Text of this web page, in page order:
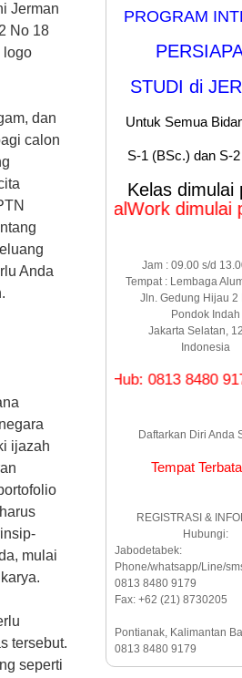
Jerman
No 18
logo
dan
calon
Anda
ijazah
mulai
tersebut.
seperti
PROGRAM
STUDI di
Untuk Semua
S-1 (BSc.) dan S-
Kelas dimulai
SozialWork dimulai pada
Jam : 09.00 s/d
Tempat : Lembaga
Jln. Gedung Hijau 2
Pondok Indah
Jakarta Selatan,
Indonesia
Hub: 0813 8480 9179 (WA
Daftarkan Diri Anda
Tempat
REGISTRASI &
Hubungi:
Jabodetabek:
Phone/whatsapp/Line/
0813 8480 9179
Fax: +62 (21) 8730205
Pontianak, Kalimantan
0813 8480 9179